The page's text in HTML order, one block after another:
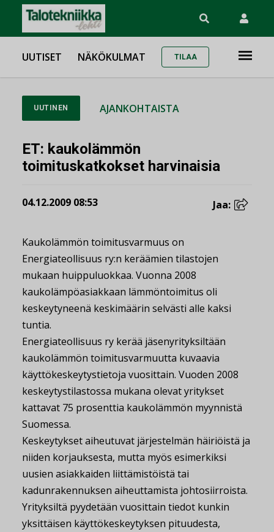
UUTISET NÄKÖKULMAT TILAA
UUTINEN AJANKOHTAISTA
ET: kaukolämmön
toimituskatkokset harvinaisia
04.12.2009 08:53 Jaa:
Kaukolämmön toimitusvarmuus on
Energiateollisuus ry:n keräämien tilastojen
mukaan huippuluokkaa. Vuonna 2008
kaukolämpöasiakkaan lämmöntoimitus oli
keskeytyneenä keskimäärin selvästi alle kaksi
tuntia.
Energiateollisuus ry kerää jäsenyrityksiltään
kaukolämmön toimitusvarmuutta kuvaavia
käyttökeskeytystietoja vuosittain. Vuoden 2008
keskeytystilastossa mukana olevat yritykset
kattavat 75 prosenttia kaukolämmön myynnistä
Suomessa.
Keskeytykset aiheutuvat järjestelmän häiriöistä ja
niiden korjauksesta, mutta myös esimerkiksi
uusien asiakkaiden liittämistöistä tai
kadunrakennuksen aiheuttamista johtosiirroista.
Yrityksiltä pyydetään vuosittain tiedot kunkin
yksittäisen käyttökeskeytyksen pituudesta,